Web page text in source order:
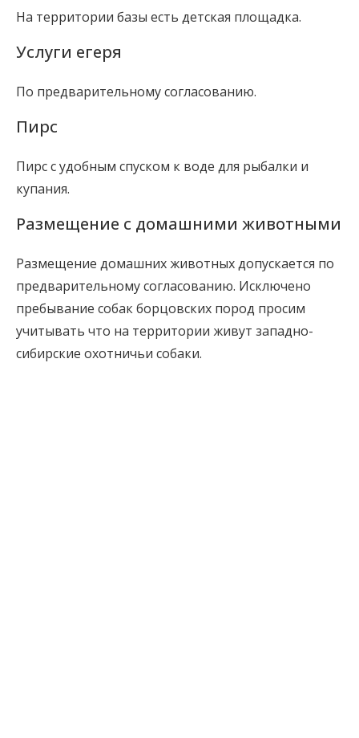
На территории базы есть детская площадка.
Услуги егеря
По предварительному согласованию.
Пирс
Пирс с удобным спуском к воде для рыбалки и
купания.
Размещение с домашними животными
Размещение домашних животных допускается по
предварительному согласованию. Исключено
пребывание собак борцовских пород просим
учитывать что на территории живут западно-
сибирские охотничьи собаки.